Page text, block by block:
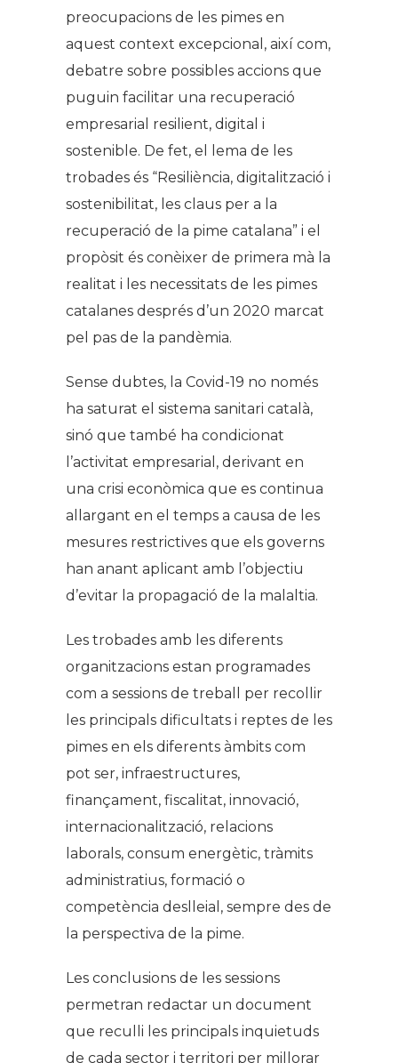
preocupacions de les pimes en
aquest context excepcional, així com,
debatre sobre possibles accions que
puguin facilitar una recuperació
empresarial resilient, digital i
sostenible. De fet, el lema de les
trobades és “Resiliència, digitalització i
sostenibilitat, les claus per a la
recuperació de la pime catalana” i el
propòsit és conèixer de primera mà la
realitat i les necessitats de les pimes
catalanes després d’un 2020 marcat
pel pas de la pandèmia.
Sense dubtes, la Covid-19 no només
ha saturat el sistema sanitari català,
sinó que també ha condicionat
l’activitat empresarial, derivant en
una crisi econòmica que es continua
allargant en el temps a causa de les
mesures restrictives que els governs
han anant aplicant amb l’objectiu
d’evitar la propagació de la malaltia.
Les trobades amb les diferents
organitzacions estan programades
com a sessions de treball per recollir
les principals dificultats i reptes de les
pimes en els diferents àmbits com
pot ser, infraestructures,
finançament, fiscalitat, innovació,
internacionalització, relacions
laborals, consum energètic, tràmits
administratius, formació o
competència deslleial, sempre des de
la perspectiva de la pime.
Les conclusions de les sessions
permetran redactar un document
que reculli les principals inquietuds
de cada sector i territori per millorar